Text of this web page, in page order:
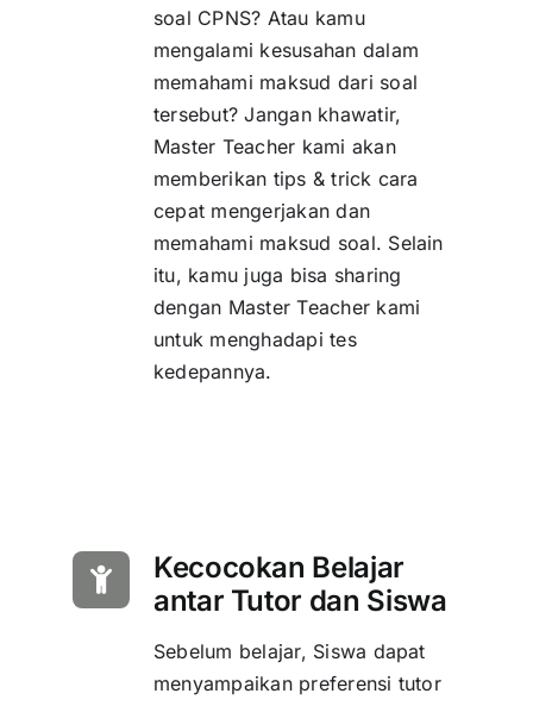
soal CPNS? Atau kamu
mengalami kesusahan dalam
memahami maksud dari soal
tersebut? Jangan khawatir,
Master Teacher kami akan
memberikan tips & trick cara
cepat mengerjakan dan
memahami maksud soal. Selain
itu, kamu juga bisa sharing
dengan Master Teacher kami
untuk menghadapi tes
kedepannya.
Kecocokan Belajar
antar Tutor dan Siswa
Sebelum belajar, Siswa dapat
menyampaikan preferensi tutor